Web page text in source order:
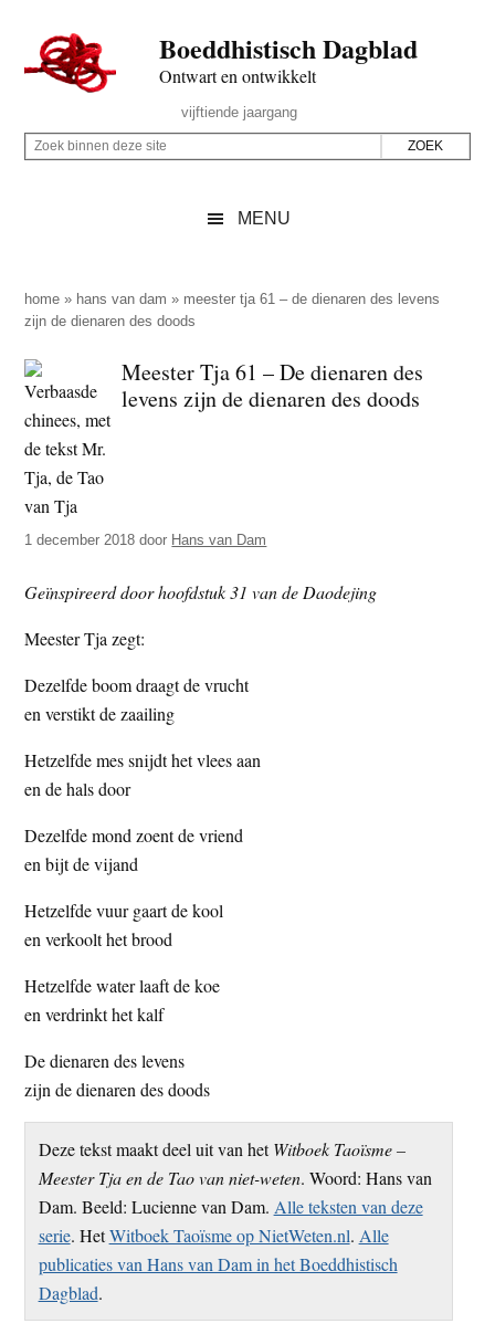
naar
de
inhoud
secondary
naar
de
sidebar
naar
de
Boeddhistisch Dagblad
Ontwart en ontwikkelt
Rechts
vijftiende jaargang
Z
p
d
e
z
e
s
i
t
e
Z
i
n
e
n
d
e
z
e
s
t
e
MENU
home » hans van dam » meester tja 61 – de dienaren des levens
zijn de dienaren des doods
Meester Tja 61 – De dienaren des
levens zijn de dienaren des doods
1 december 2018 door Hans van Dam
Geïnspireerd door hoofdstuk 31 van de Daodejing
Meester Tja zegt:
Dezelfde boom draagt de vrucht
en verstikt de zaailing
Hetzelfde mes snijdt het vlees aan
en de hals door
Dezelfde mond zoent de vriend
en bijt de vijand
Hetzelfde vuur gaart de kool
en verkoolt het brood
Hetzelfde water laaft de koe
en verdrinkt het kalf
De dienaren des levens
zijn de dienaren des doods
Deze tekst maakt deel uit van hetWitboek Taoïsme –
Meester Tja en de Tao van niet-weten. Woord: Hans van
Dam. Beeld: Lucienne van Dam. Alle teksten van deze
serie. HetWitboek Taoïsme op NietWeten.nl. Alle
publicaties van Hans van Dam in het Boeddhistisch
Dagblad.